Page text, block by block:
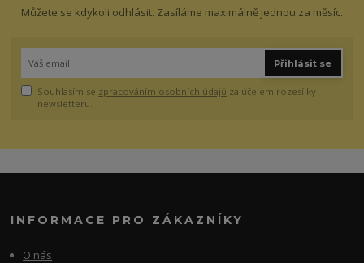
Můžete se kdykoli odhlásit. Zasíláme maximálně jednou za měsíc.
Přihlásit se
Souhlasím se zpracováním osobních údajů za účelem rozesílky
newsletteru.
INFORMACE PRO ZÁKAZNÍKY
O nás